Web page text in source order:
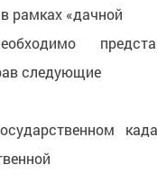
рамках «дачной
следующие